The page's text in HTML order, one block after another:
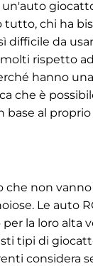
un'auto
tutto, chi ha
difficile da
rispetto
hanno
che è
base al proprio
che non
Le auto
la loro alta
tipi di
considera